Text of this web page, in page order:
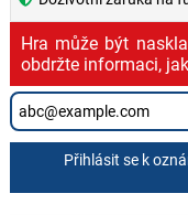
Hra může být
obdržte informaci,
Přihlásit se k